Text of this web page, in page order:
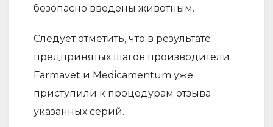
безопасно введены животным.
Следует отметить, что в результате
предпринятых шагов производители
Farmavet и Medicamentum уже
приступили к процедурам отзыва
указанных серий.